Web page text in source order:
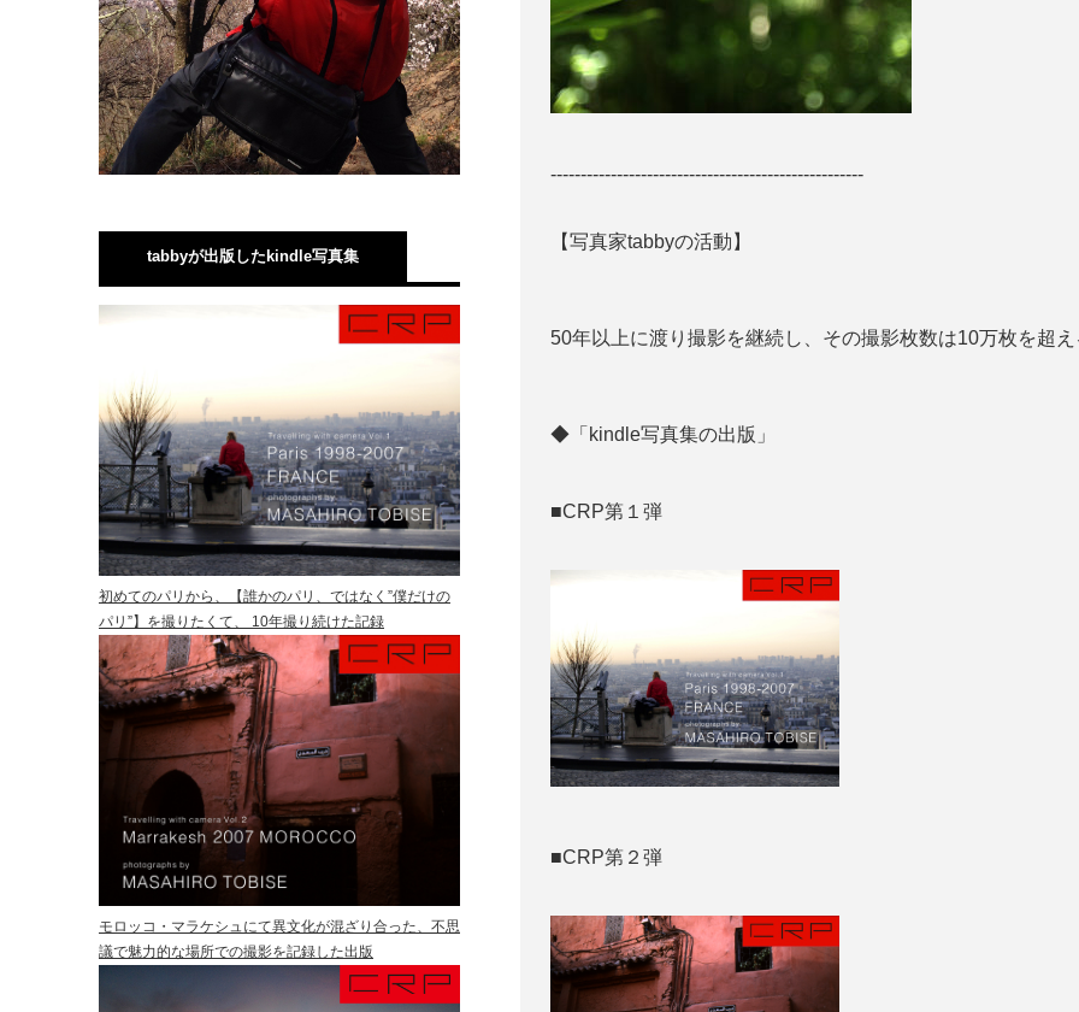
----------------------------------------------------
【写真家tabbyの活動】
50年以上に渡り撮影を継続し、その撮影枚数は10万枚を超
◆「kindle写真集の出版」
■CRP第１弾
■CRP第２弾
tabbyが出版したkindle写真集
初めてのパリから、【誰かのパリ、ではなく”僕だけの
パリ”】を撮りたくて、 10年撮り続けた記録
モロッコ・マラケシュにて異文化が混ざり合った、不思
議で魅力的な場所での撮影を記録した出版